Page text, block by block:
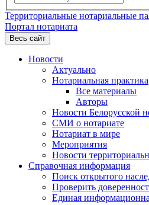
Территориальные нотариальные
Портал нотариата
Весь сайт
Новости
Актуально
Нотариальная практика
Все материалы
Авторы
Новости Белорусской
СМИ о нотариате
Нотариат в мире
Мероприятия
Новости
Справочная информация
Поиск открытого
Проверить
Единая